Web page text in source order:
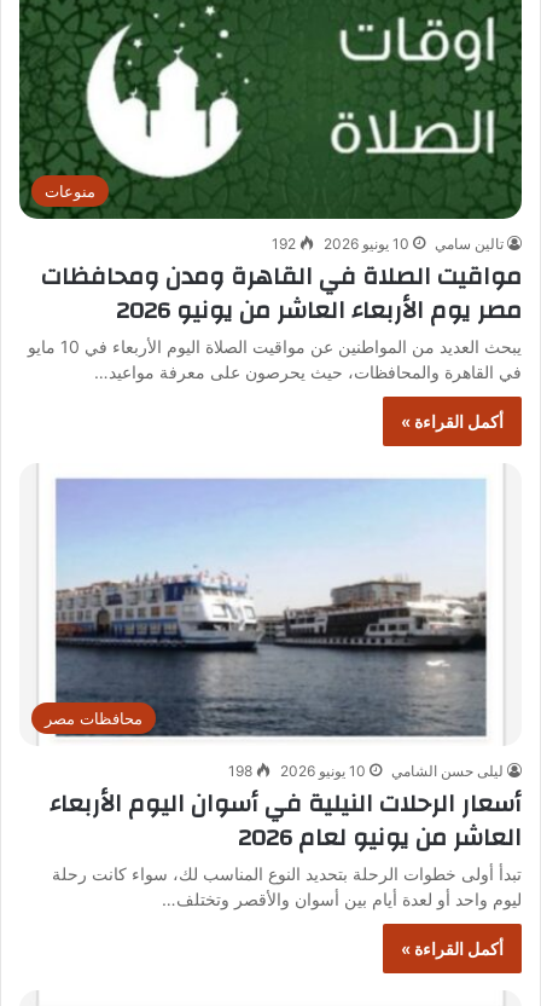
منوعات
تالين سامي 10 يونيو 2026 192
مواقيت الصلاة في القاهرة ومدن ومحافظات
مصر يوم الأربعاء العاشر من يونيو 2026
يبحث العديد من المواطنين عن مواقيت الصلاة اليوم الأربعاء في 10 مايو
في القاهرة والمحافظات، حيث يحرصون على معرفة مواعيد…
أكمل القراءة »
محافظات مصر
ليلى حسن الشامي 10 يونيو 2026 198
أسعار الرحلات النيلية في أسوان اليوم الأربعاء
العاشر من يونيو لعام 2026
تبدأ أولى خطوات الرحلة بتحديد النوع المناسب لك، سواء كانت رحلة
ليوم واحد أو لعدة أيام بين أسوان والأقصر وتختلف…
أكمل القراءة »